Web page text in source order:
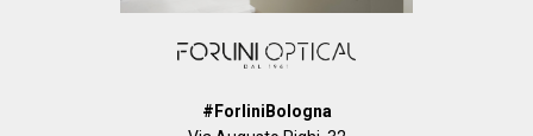
#ForliniBologna